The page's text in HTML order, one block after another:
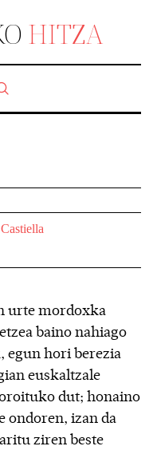
HITZA
urte mordoxka
baino nahiago
egun hori berezia
euskaltzale
dut; honaino
ondoren, izan da
ziren beste